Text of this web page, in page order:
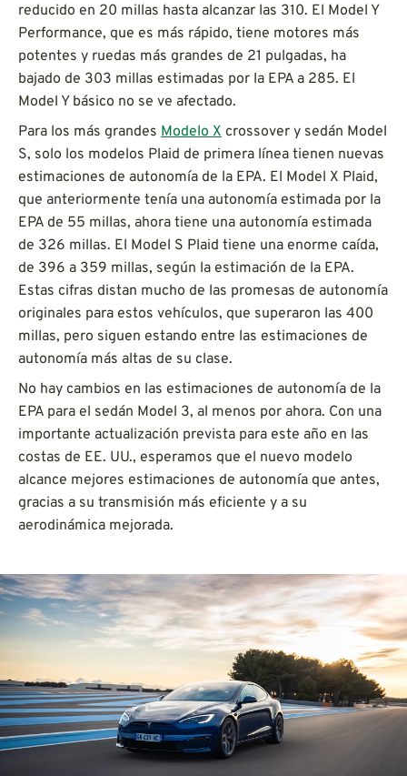
reducido en 20 millas hasta alcanzar las 310. El Model Y
Performance, que es más rápido, tiene motores más
potentes y ruedas más grandes de 21 pulgadas, ha
bajado de 303 millas estimadas por la EPA a 285. El
Model Y básico no se ve afectado.
Para los más grandes Modelo X crossover y sedán Model
S, solo los modelos Plaid de primera línea tienen nuevas
estimaciones de autonomía de la EPA. El Model X Plaid,
que anteriormente tenía una autonomía estimada por la
EPA de 55 millas, ahora tiene una autonomía estimada
de 326 millas. El Model S Plaid tiene una enorme caída,
de 396 a 359 millas, según la estimación de la EPA.
Estas cifras distan mucho de las promesas de autonomía
originales para estos vehículos, que superaron las 400
millas, pero siguen estando entre las estimaciones de
autonomía más altas de su clase.
No hay cambios en las estimaciones de autonomía de la
EPA para el sedán Model 3, al menos por ahora. Con una
importante actualización prevista para este año en las
costas de EE. UU., esperamos que el nuevo modelo
alcance mejores estimaciones de autonomía que antes,
gracias a su transmisión más eficiente y a su
aerodinámica mejorada.